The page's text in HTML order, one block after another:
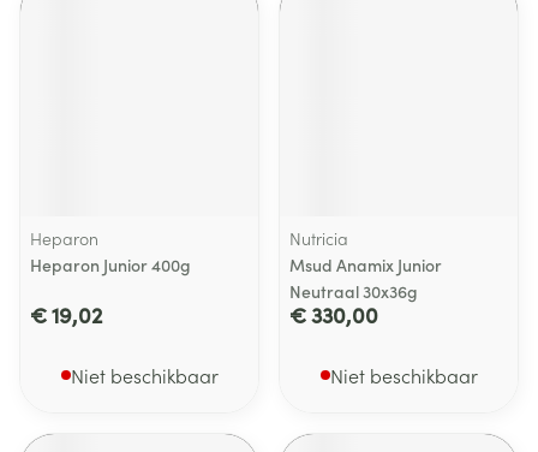
Heparon
Heparon Junior 400g
€ 19,02
Niet beschikbaar
Nutricia
Msud Anamix Junior
Neutraal 30x36g
€ 330,00
Niet beschikbaar